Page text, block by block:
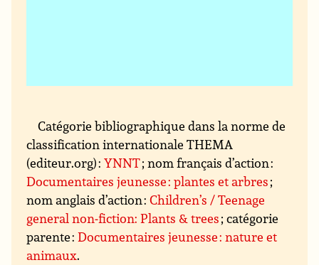
Catégorie bibliographique dans la norme de
classification internationale THEMA
(editeur.org) :YNNT; nom français d’action :
Documentaires jeunesse : plantes et arbres;
nom anglais d’action :Children’s / Teenage
general non-fiction: Plants & trees; catégorie
parente :Documentaires jeunesse : nature et
animaux.